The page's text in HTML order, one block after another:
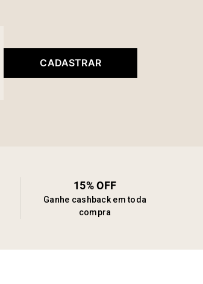
CADASTRAR
15% OFF
Ganhe cashback em toda
compra